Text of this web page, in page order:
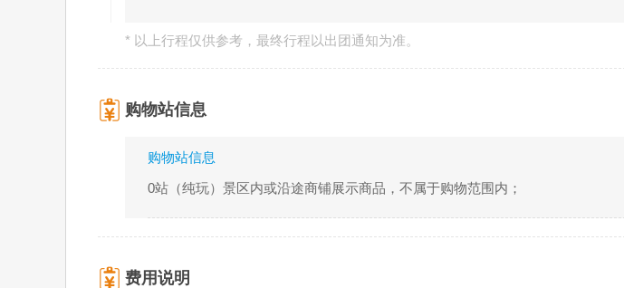
* 以上行程仅供参考，最终行程以出团通知为准。
购物站信息
购物站信息
0站（纯玩）景区内或沿途商铺展示商品，不属于购物范围内；
费用说明